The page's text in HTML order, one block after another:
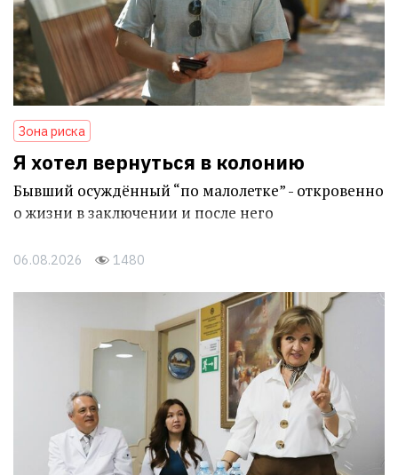
Зона риска
Я хотел вернуться в колонию
Бывший осуждённый “по малолетке” - откровенно
о жизни в заключении и после него
06.08.2026 1480